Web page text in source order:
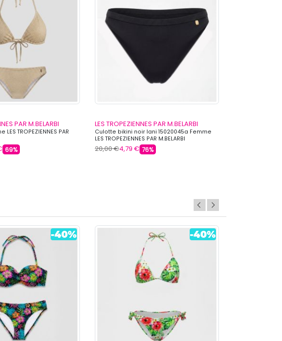
PAR M.BELARBI
TROPEZIENNES PAR
69%
LES TROPEZIENNES PAR M.BELARBI
Culotte bikini noir lani 15020045a Femme
LES TROPEZIENNES PAR M.BELARBI
20,00 €4,79 € 76%